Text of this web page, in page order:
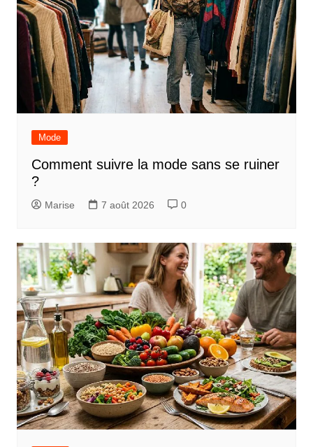
Mode
Comment suivre la mode sans se ruiner
?
Marise 7 août 2026 0